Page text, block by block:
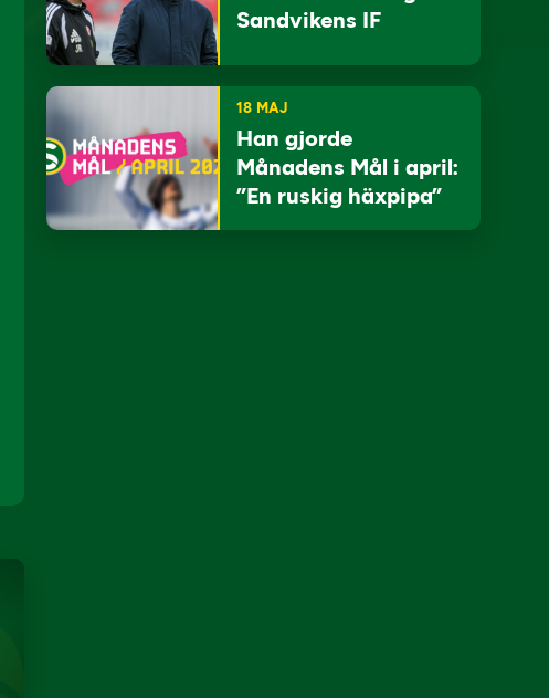
Sandvikens IF
18 MAJ
Han gjorde
Månadens Mål i april:
”En ruskig häxpipa”